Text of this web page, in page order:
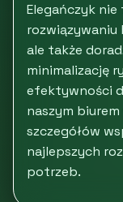
Elegańczyk
ale także
minimalizację
efektywności
naszym
szczegółów
najlepszych
potrzeb.